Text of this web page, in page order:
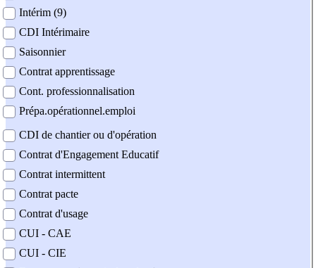
Intérim (9)
CDI Intérimaire
Saisonnier
Contrat apprentissage
Cont. professionnalisation
Prépa.opérationnel.emploi
CDI de chantier ou d'opération
Contrat d'Engagement Educatif
Contrat intermittent
Contrat pacte
Contrat d'usage
CUI - CAE
CUI - CIE